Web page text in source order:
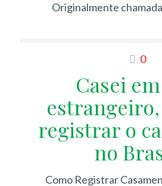
Originalmente
0
Casei
registrar o
no
Como Registrar